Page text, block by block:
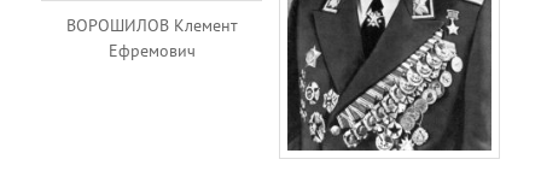
ВОРОШИЛОВ Клемент
Ефремович